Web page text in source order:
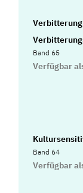
Band 65
Verfügbar
Band 64
Verfügbar